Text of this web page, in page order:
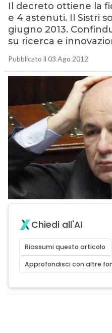
Il decreto ottiene la
e 4 astenuti. Il Sistri
giugno 2013.
su ricerca e
Pubblicato il 03 Ago 2012
Chiedi all'AI
Riassumi questo articolo
Approfondisci con altre